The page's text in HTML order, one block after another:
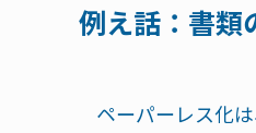
例え話：書類
ペーパーレス化